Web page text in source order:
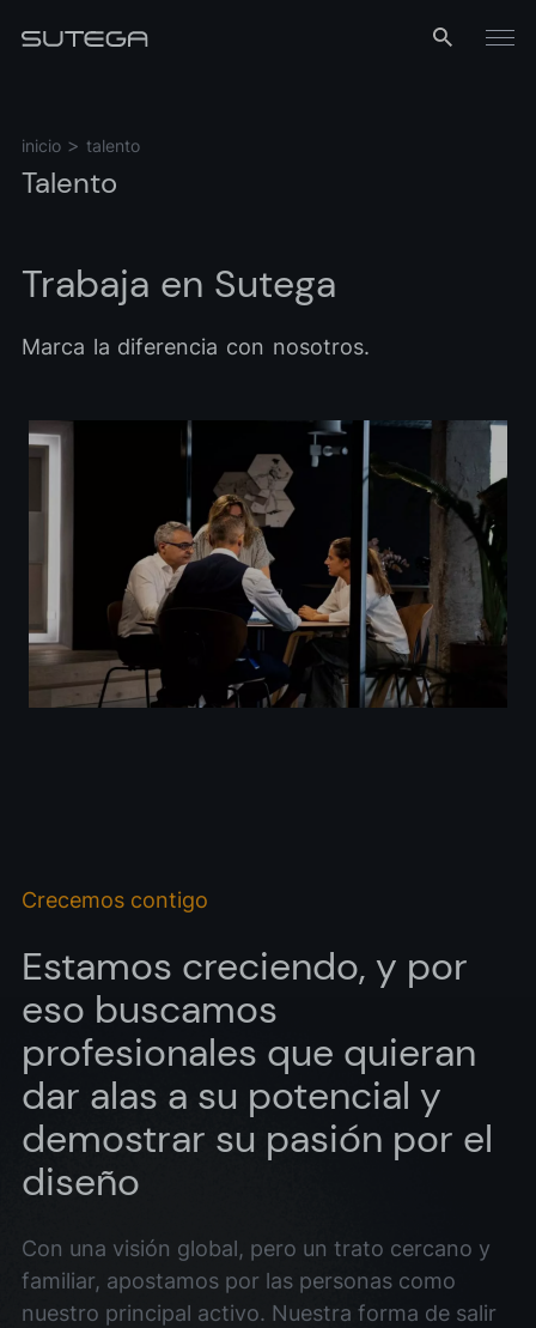
Menú
inicio talento
Talento
Trabaja en Sutega
Marca la diferencia con nosotros.
Crecemos contigo
Estamos creciendo, y por
eso buscamos
profesionales que quieran
dar alas a su potencial y
demostrar su pasión por el
diseño
Con una visión global, pero un trato cercano y
familiar, apostamos por las personas como
nuestro principal activo. Nuestra forma de salir
Acepto laspolítica de privacidad*
Deseo recibir información comercial, noticias, eventos y
servicios de Sutega.*